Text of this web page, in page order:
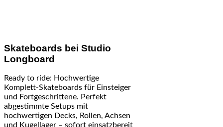
Skateboards bei Studio
Longboard
Ready to ride: Hochwertige
Komplett-Skateboards für Einsteiger
und Fortgeschrittene. Perfekt
abgestimmte Setups mit
hochwertigen Decks, Rollen, Achsen
und Kugellager – sofort einsatzbereit